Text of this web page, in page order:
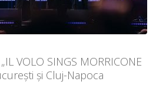
VOLO SINGS MORRICONE
și Cluj-Napoca